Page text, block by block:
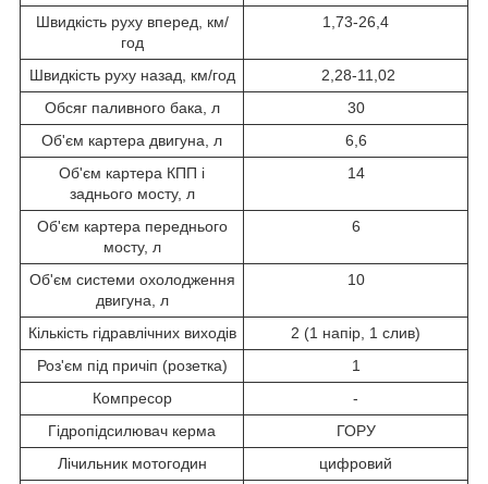
Швидкість руху вперед, км/
год
1,73-26,4
Швидкість руху назад, км/год
2,28-11,02
Обсяг паливного бака, л
30
Об'єм картера двигуна, л
6,6
Об'єм картера КПП і
заднього мосту, л
14
Об'єм картера переднього
мосту, л
6
Об'єм системи охолодження
двигуна, л
10
Кількість гідравлічних виходів
2 (1 напір, 1 слив)
Роз'єм під причіп (розетка)
1
Компресор
-
Гідропідсилювач керма
ГОРУ
Лічильник мотогодин
цифровий